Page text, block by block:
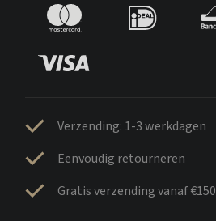
Verzending: 1-3 werkdagen
Eenvoudig retourneren
Gratis verzending vanaf €150